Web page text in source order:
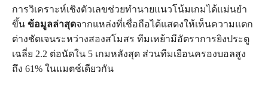
การวิเคราะห์เชิงตัวเลขช่วยทำนายแนวโน้มเกมได้แม่นยำ
ขึ้น ข้อมูลล่าสุดจากแหล่งที่เชื่อถือได้แสดงให้เห็นความแตก
ต่างชัดเจนระหว่างสองสโมสร ทีมเหย้ามีอัตราการยิงประตู
เฉลี่ย 2.2 ต่อนัดใน 5 เกมหลังสุด ส่วนทีมเยือนครองบอลสูง
ถึง 61% ในแมตช์เดียวกัน